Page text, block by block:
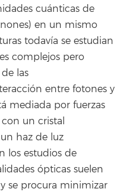
cuánticas de
en un mismo
todavía se estudian
complejos pero
las
entre fotones y
mediada por fuerzas
un cristal
haz de luz
los estudios de
ópticas suelen
se procura minimizar